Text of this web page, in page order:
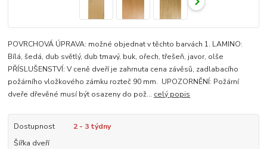
POVRCHOVÁ ÚPRAVA: možné objednat v těchto barvách 1. LAMINO:
Bílá, šedá, dub světlý, dub tmavý, buk, ořech, třešeň, javor, olše
PŘÍSLUŠENSTVÍ: V ceně dveří je zahrnuta cena závěsů, zadlabacího
požárního vložkového zámku rozteč 90 mm. UPOZORNĚNÍ: Požární
dveře dřevěné musí být osazeny do pož... celý popis
Dostupnost
2 - 3 týdny
Šířka dveří